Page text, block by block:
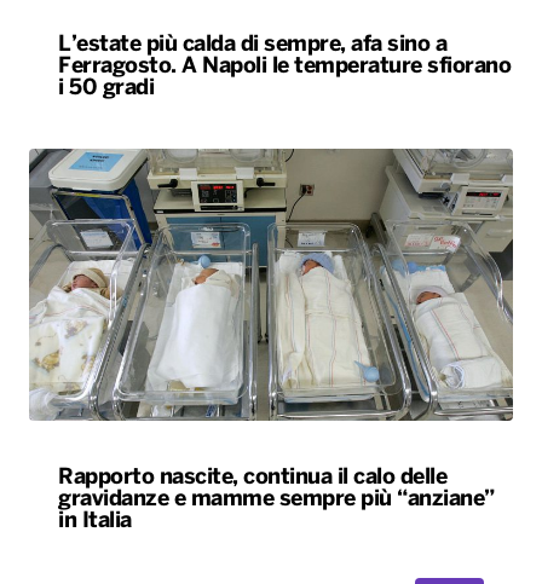
L’estate più calda di sempre, afa sino a
Ferragosto. A Napoli le temperature sfiorano
i 50 gradi
Rapporto nascite, continua il calo delle
gravidanze e mamme sempre più “anziane”
in Italia